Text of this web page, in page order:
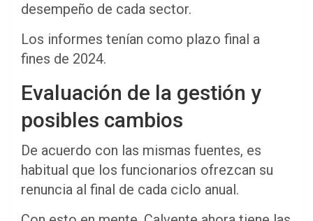
desempeño de cada sector.
Los informes tenían como plazo final a
fines de 2024.
Evaluación de la gestión y
posibles cambios
De acuerdo con las mismas fuentes, es
habitual que los funcionarios ofrezcan su
renuncia al final de cada ciclo anual.